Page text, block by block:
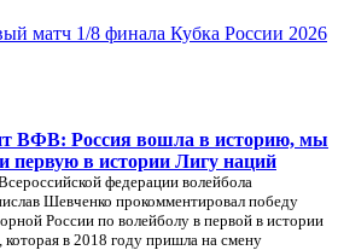
матч 1/8 финала Кубка России 2026
ВФВ: Россия вошла в историю, мы
первую в истории Лигу наций
федерации волейбола
Шевченко прокомментировал победу
России по волейболу в первой в истории
которая в 2018 году пришла на смену